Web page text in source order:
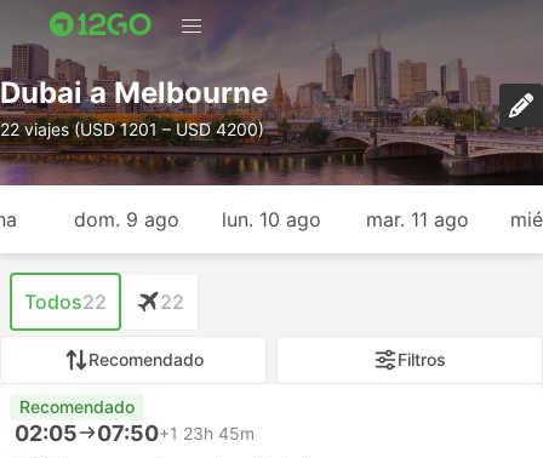
Dubai a Melbourne
22 viajes (USD 1201 – USD 4200)
dom. 9 ago lun. 10 ago mar. 11 ago
Todos22 22
Recomendado Filtros
Recomendado
02:05 07:50+1 23h 45m